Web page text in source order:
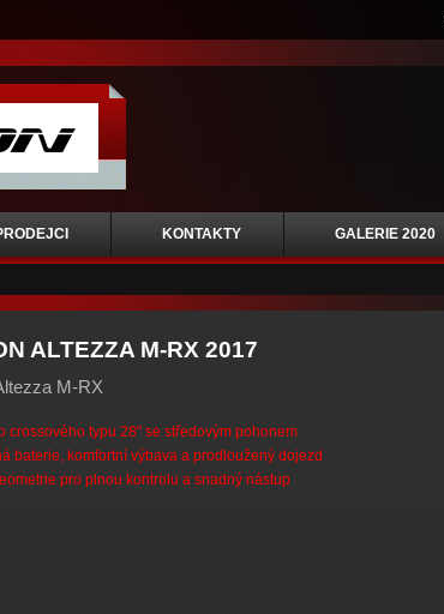
KONTAKTY GALERIE 2020
ALTEZZA M-RX 2017
M-RX
crossového typu 28" se středovým pohonem
baterie, komfortní výbava a prodloužený dojezd
pro plnou kontrolu a snadný nástup